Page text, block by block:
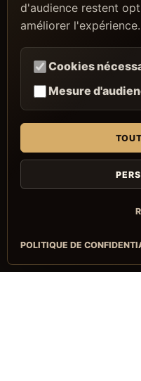
d'audience restent
améliorer l'expérience.
Cookies
Mesure
POLITIQUE DE